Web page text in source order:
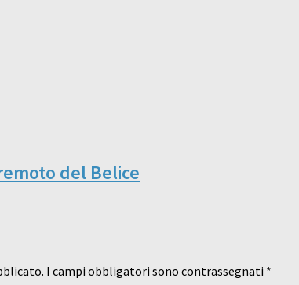
del Belice
I campi obbligatori sono contrassegnati *